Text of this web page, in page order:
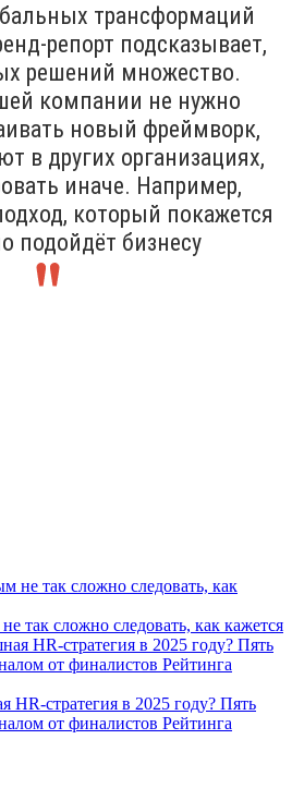
трансформаций
репорт подсказывает,
решений множество.
компании не нужно
новый фреймворк,
в других организациях,
иначе. Например,
который покажется
подойдёт бизнесу
так сложно следовать, как кажется
HR-стратегия в 2025 году? Пять
от финалистов Рейтинга